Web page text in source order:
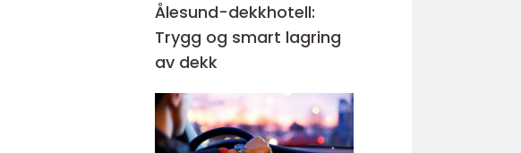
Ålesund-dekkhotell:
Trygg og smart lagring
av dekk